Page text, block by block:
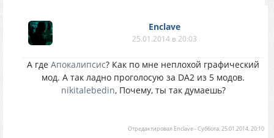
Enclave
25.01.2014 в 20:03
А где Апокалипсис? Как по мне неплохой графический
мод. А так ладно проголосую за DA2 из 5 модов.
nikitalebedin, Почему, ты так думаешь?
Отредактировал Enclave-Суббота, 25.01.2014, 20:10